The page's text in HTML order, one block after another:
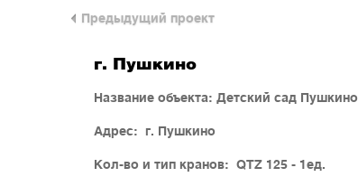
Предыдущий проект
г. Пушкино
Название объекта: Детский сад Пушкино
Адрес: г. Пушкино
Кол-во и тип кранов: QTZ 125 - 1ед.